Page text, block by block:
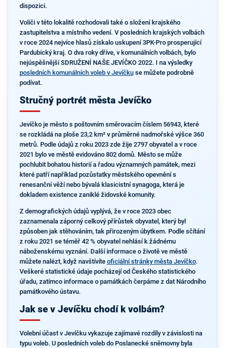
dispozici.
Voliči v této lokalitě rozhodovali také o složení krajského
zastupitelstva a místního vedení. V posledních krajských volbách
v roce 2024 nejvíce hlasů získalo uskupení 3PK-Pro prosperující
Pardubický kraj. O dva roky dříve, v komunálních volbách, bylo
nejúspěšnější SDRUŽENÍ NAŠE JEVÍČKO 2022. I na výsledky
posledních komunálních voleb v Jevíčkuse můžete podrobně
podívat.
Stručný portrét města Jevíčko
Jevíčko je město s poštovním směrovacím číslem 56943, které
se rozkládá na ploše 23,2 km² v průměrné nadmořské výšce 360
metrů. Podle údajů z roku 2023 zde žije 2797 obyvatel a v roce
2021 bylo ve městě evidováno 802 domů. Město se může
pochlubit bohatou historií a řadou významných památek, mezi
které patří například pozůstatky městského opevnění s
renesanční věží nebo bývalá klasicistní synagoga, která je
dokladem existence zaniklé židovské komunity.
Z demografických údajů vyplývá, že v roce 2023 obec
zaznamenala záporný celkový přírůstek obyvatel, který byl
způsoben jak stěhováním, tak přirozeným úbytkem. Podle sčítání
z roku 2021 se téměř 42 % obyvatel nehlásí k žádnému
náboženskému vyznání. Další informace o životě ve městě
můžete nalézt, když navštívíte oficiální stránky města Jevíčko.
Veškeré statistické údaje pocházejí od Českého statistického
úřadu, zatímco informace o památkách čerpáme z dat Národního
památkového ústavu.
Jak se v Jevíčku chodí k volbám?
Volební účast v Jevíčku vykazuje zajímavé rozdíly v závislosti na
typu voleb. U posledních voleb do Poslanecké sněmovny byla